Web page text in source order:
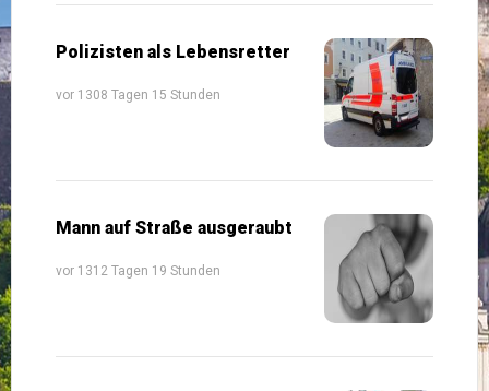
Polizisten als Lebensretter
vor 1308 Tagen 15 Stunden
Mann auf Straße ausgeraubt
vor 1312 Tagen 19 Stunden